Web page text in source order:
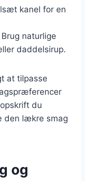
kanel for en
Brug naturlige
daddelsirup.
at tilpasse
du
den lækre smag
og